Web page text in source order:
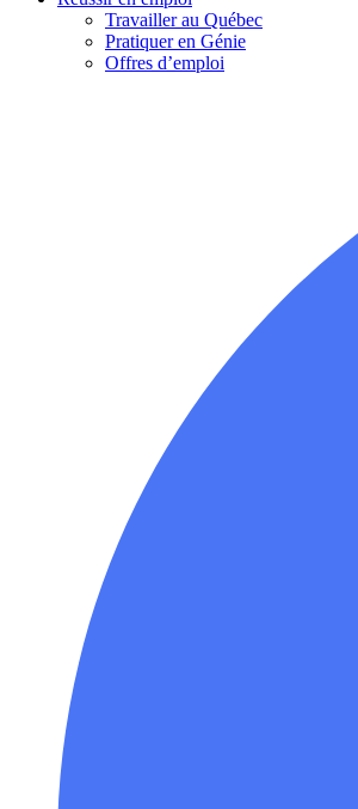
Travailler au Québec
Pratiquer en Génie
Offres d’emploi